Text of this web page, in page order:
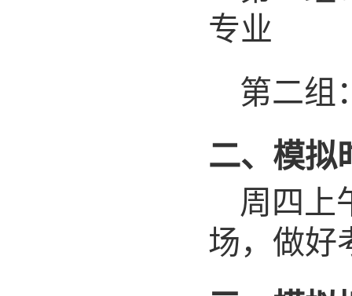
专业
第二组
二、模拟
周四上
场，做好